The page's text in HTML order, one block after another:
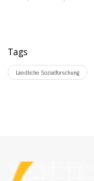
Tags
Ländliche Sozialforschung